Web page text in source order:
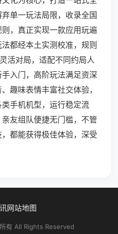
单一玩法局限，收录全国
，真正实现一款应用玩遍
都经本土实测校准，规则
活对局，适配不同约局人
入门，高阶玩法满足资深
趣味表情丰富社交体验，
手机机型，运行稳定流
友组队便捷无门槛，不管
都能获得极佳体验，深受
网站地图
有 All Rights Reserved